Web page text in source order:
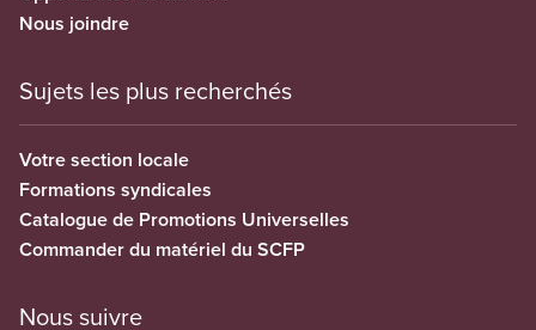
Nous joindre
Sujets les plus recherchés
Votre section locale
Formations syndicales
Catalogue de Promotions Universelles
Commander du matériel du SCFP
Nous suivre